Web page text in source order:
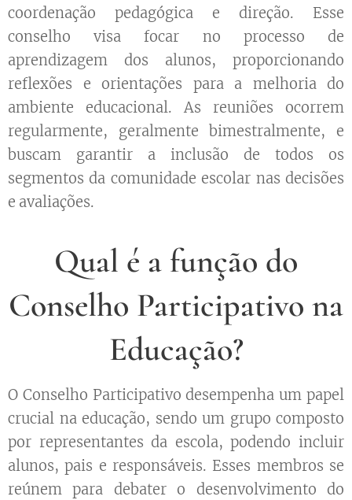
coordenação pedagógica e direção. Esse
conselho visa focar no processo de
aprendizagem dos alunos, proporcionando
reflexões e orientações para a melhoria do
ambiente educacional. As reuniões ocorrem
regularmente, geralmente bimestralmente, e
buscam garantir a inclusão de todos os
segmentos da comunidade escolar nas decisões
e avaliações.
Qual é a função do
Conselho Participativo na
Educação?
O Conselho Participativo desempenha um papel
crucial na educação, sendo um grupo composto
por representantes da escola, podendo incluir
alunos, pais e responsáveis. Esses membros se
reúnem para debater o desenvolvimento do